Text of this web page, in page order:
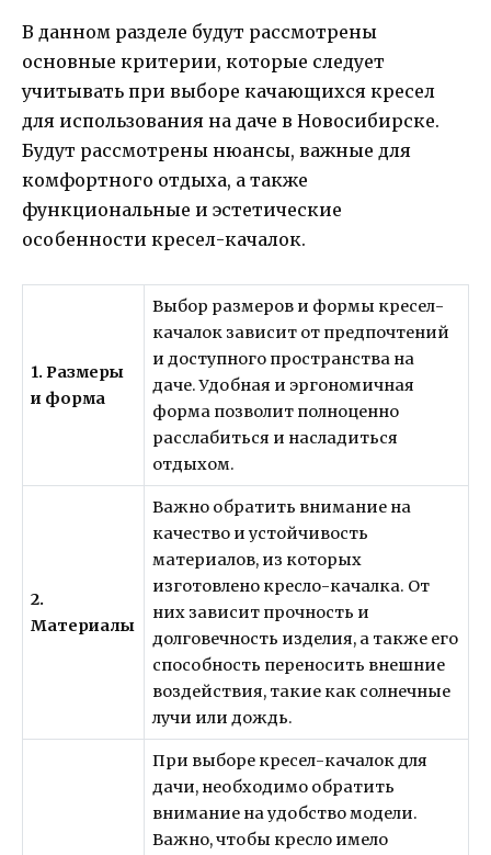
В данном разделе будут рассмотрены
основные критерии, которые следует
учитывать при выборе качающихся кресел
для использования на даче в Новосибирске.
Будут рассмотрены нюансы, важные для
комфортного отдыха, а также
функциональные и эстетические
особенности кресел-качалок.
1. Размеры
и форма
Выбор размеров и формы кресел-
качалок зависит от предпочтений
и доступного пространства на
даче. Удобная и эргономичная
форма позволит полноценно
расслабиться и насладиться
отдыхом.
2.
Материалы
Важно обратить внимание на
качество и устойчивость
материалов, из которых
изготовлено кресло-качалка. От
них зависит прочность и
долговечность изделия, а также его
способность переносить внешние
воздействия, такие как солнечные
лучи или дождь.
При выборе кресел-качалок для
дачи, необходимо обратить
внимание на удобство модели.
Важно, чтобы кресло имело